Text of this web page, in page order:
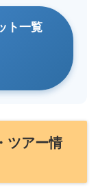
ト一覧
ツアー情